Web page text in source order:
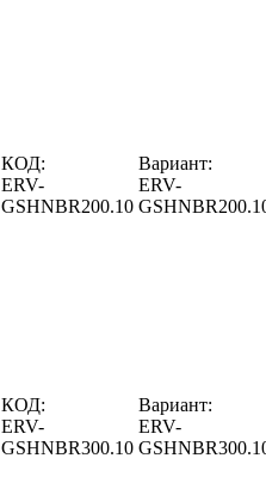
КОД:
ERV-
GSHNBR200.10
Вариант:
ERV-
КОД:
ERV-
GSHNBR300.10
Вариант:
ERV-